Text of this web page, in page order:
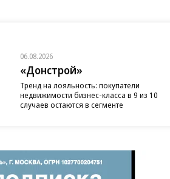
06.08.2026
«Донстрой»
Тренд на лояльность: покупатели
недвижимости бизнес-класса в 9 из 10
случаев остаются в сегменте